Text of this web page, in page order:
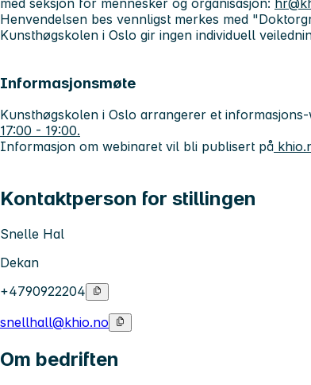
Henvendelsen bes vennligst merkes med
Kunsthøgskolen i Oslo gir ingen individuell
Informasjonsmøte
Kunsthøgskolen i Oslo arrangerer et
17:00 - 19:00.
Informasjon om webinaret vil bli publisert på
Kontaktperson for stillingen
Snelle Hal
Dekan
+4790922204
snellhall@khio.no
Om bedriften